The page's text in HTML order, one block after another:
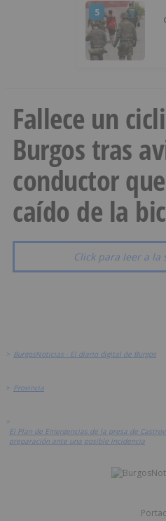
5
Fallece un
Burgos tras
conductor
caído de la
Click para leer a
> BurgosNoticias - El diario digital de Burgos
> Provincia
>
El Plan de Emergencias de la presa de
preparación ante una posible incidencia